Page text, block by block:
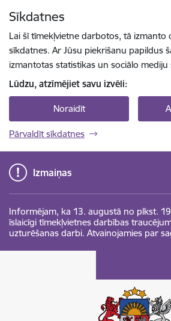
Sīkdatnes
Lai šī tīmekļvietne darbotos, tā izmanto
sīkdatnes. Ar Jūsu piekrišanu papildus
izmantotas statistikas un sociālo mediju
Lūdzu, atzīmējiet savu izvēli:
Noraidīt
Pārvaldīt sīkdatnes
Izmaiņas
Informējam, ka 13. augustā no plkst.
īslaicīgi tīmekļvietnes darbības
uzturēšanas darbi. Atvainojamies par